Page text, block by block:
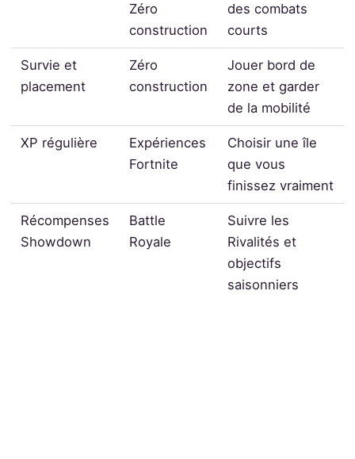
Zéro
construction
des combats
courts
Survie et
placement
Zéro
construction
Jouer bord de
zone et garder
de la mobilité
XP régulière
Expériences
Fortnite
Choisir une île
que vous
finissez vraiment
Récompenses
Showdown
Battle
Royale
Suivre les
Rivalités et
objectifs
saisonniers